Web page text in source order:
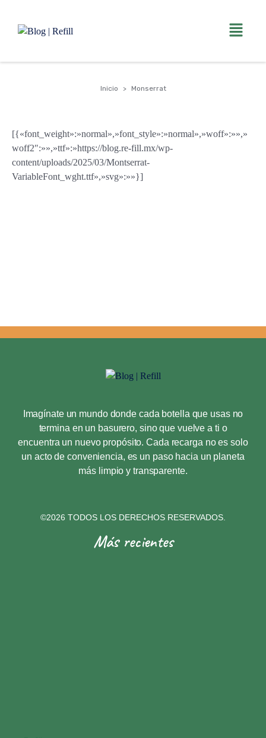
Inicio Monserrat
[{«font_weight»:»normal»,»font_style»:»normal»,»woff»:»»,»
woff2″:»»,»ttf»:»https://blog.re-fill.mx/wp-
content/uploads/2025/03/Montserrat-
VariableFont_wght.ttf»,»svg»:»»}]
Imagínate un mundo donde cada botella que usas no
termina en un basurero, sino que vuelve a ti o
encuentra un nuevo propósito. Cada recarga no es solo
un acto de conveniencia, es un paso hacia un planeta
más limpio y transparente.
©2026 TODOS LOS DERECHOS RESERVADOS.
Más recientes